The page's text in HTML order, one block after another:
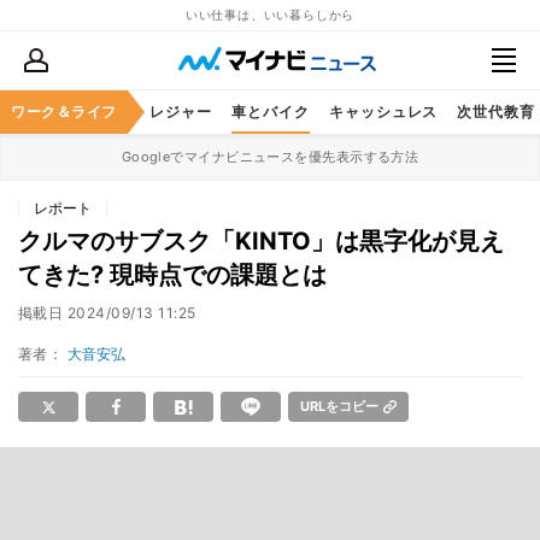
いい仕事は、いい暮らしから
ワーク＆ライフ
スケア グルメ レジャー 車とバイク キャッシュレス 次世代教育
Googleでマイナビニュースを優先表示する方法
レポート
クルマのサブスク「KINTO」は黒字化が見え
てきた? 現時点での課題とは
掲載日 2024/09/13 11:25
著者： 大音安弘
URLをコピー